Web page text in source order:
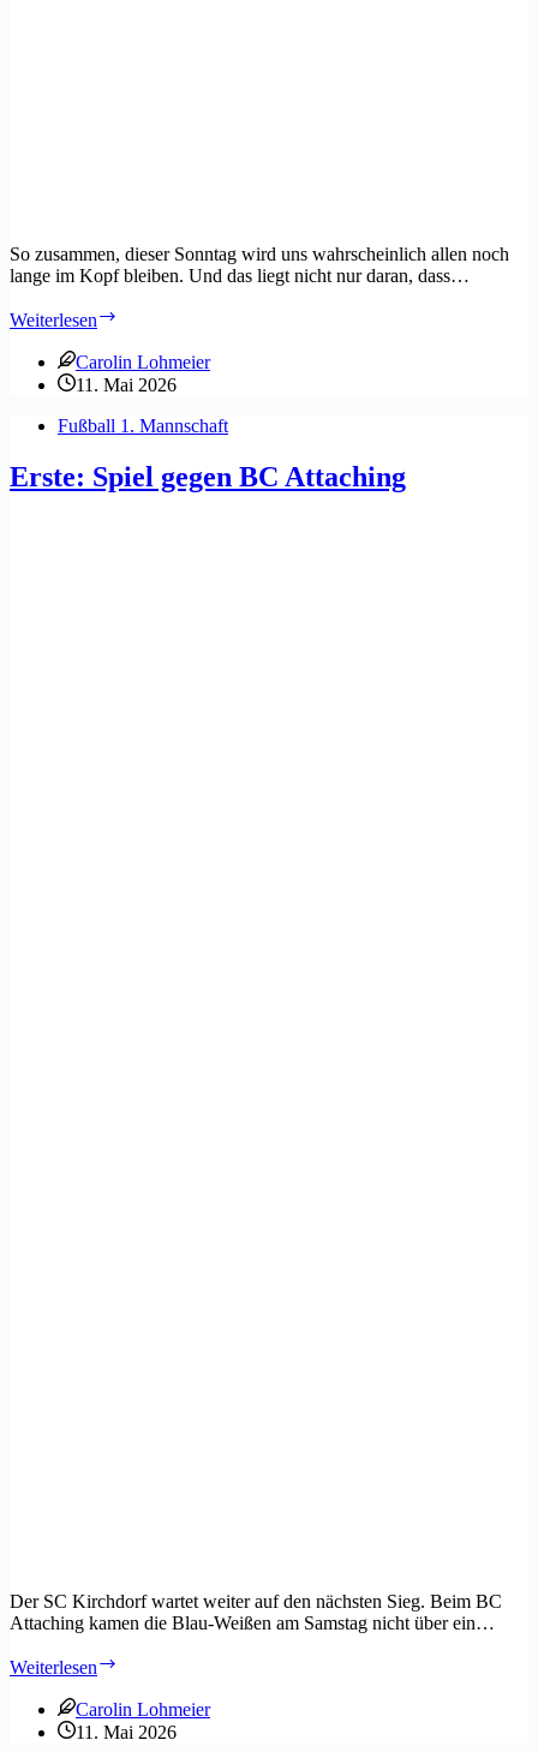
So zusammen, dieser Sonntag wird uns wahrscheinlich allen noch
lange im Kopf bleiben. Und das liegt nicht nur daran, dass…
Weiterlesen
Heimsieg
gegen
Carolin Lohmeier
11. Mai 2026
Fußball 1. Mannschaft
Erste: Spiel gegen BC Attaching
Der SC Kirchdorf wartet weiter auf den nächsten Sieg. Beim BC
Attaching kamen die Blau-Weißen am Samstag nicht über ein…
Weiterlesen
gegen
BC
Carolin Lohmeier
11. Mai 2026